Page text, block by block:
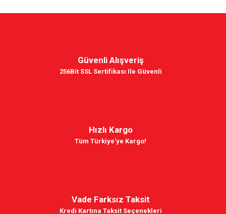
Güvenli Alışveriş
256Bit SSL Sertifikası Ile Güvenli
Hızlı Kargo
Tüm Türkiye'ye Kargo!
Vade Farksız Taksit
Kredi Kartına Taksit Seçenekleri